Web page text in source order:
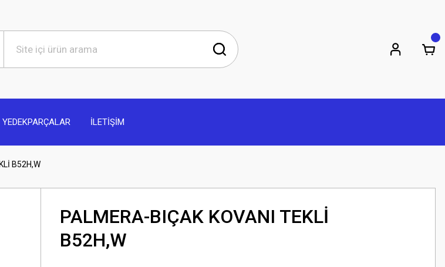
YEDEKPARÇALAR İLETİŞİM
B52H,W
PALMERA-BIÇAK KOVANI TEKLİ
B52H,W